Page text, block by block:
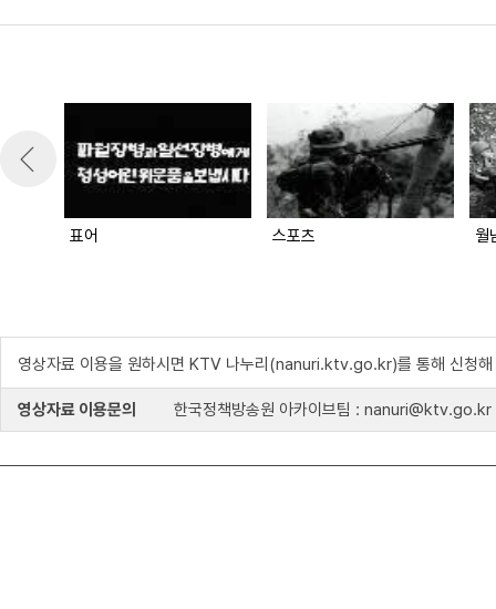
표어 스포츠 월
영상자료 이용을 원하시면 KTV 나누리(nanuri.ktv.go.kr)를 통해 신청해
영상자료 이용문의 한국정책방송원 아카이브팀 : nanuri@ktv.go.kr